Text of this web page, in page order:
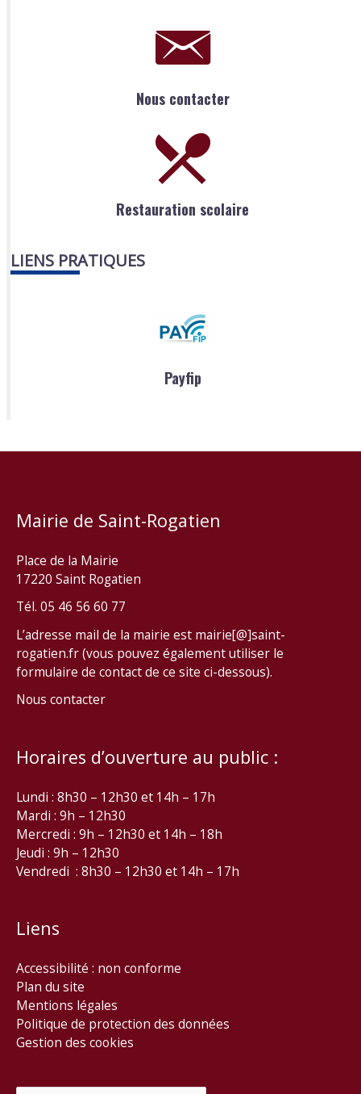
Nous contacter
Restauration scolaire
LIENS PRATIQUES
Payfip
Mairie de Saint-Rogatien
Place de la Mairie
17220 Saint Rogatien
Tél. 05 46 56 60 77
L’adresse mail de la mairie est mairie[@]saint-
rogatien.fr (vous pouvez également utiliser le
formulaire de contact de ce site ci-dessous).
Nous contacter
Horaires d’ouverture au public :
Lundi : 8h30 – 12h30 et 14h – 17h
Mardi : 9h – 12h30
Mercredi : 9h – 12h30 et 14h – 18h
Jeudi : 9h – 12h30
Vendredi : 8h30 – 12h30 et 14h – 17h
Liens
Accessibilité : non conforme
Plan du site
Mentions légales
Politique de protection des données
Gestion des cookies